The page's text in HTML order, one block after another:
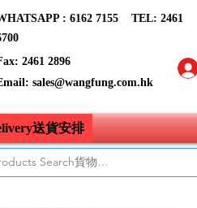
: 6162 7155​ TEL: 2461
2461 2896
sales@wangfung.com.hk
送貨安排